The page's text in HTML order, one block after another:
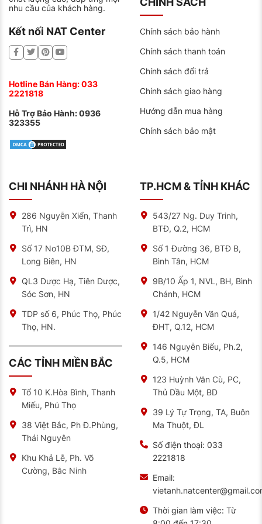
Với chi phí cạnh tranh và tiết kiệm nhiên liệu của lốp
Milestar, việc thay thế lốp trở lên đơn giản, tiện lợi và
đặc biệt là lượng xăng tiêu thụ giảm đi đáng kể. Lốp
xe Milestar là lựa chọn phù hợp cho xe ô tô của bạn
Địa chỉ bán lốp xe uy tín
Hiện nay trên thị trường có rất nhiều cửa hàng và nhà
phân phối lốp xe đến từ thương hiệu Milestar. Nếu bạn
đang tìm kiếm một địa chỉ mua lốp xe Milestar uy tín
thì NAT CENTER là nơi bạn nên ghé tới.
Chất lượng dịch vụ cao.
Cơ sở vật chất, trang thiết bị hiện đại.
Đội ngũ kỹ thuật viên giàu kinh nghiệm, được đào
Tại sao bạn nên mua lốp xe ô tô tại NAT
Tại NAT, bạn sẽ được các nhân viên lắng nghe và tư
vấn nhiệt tình. Bên cạnh đó, lốp xe của bạn cũng được
kiểm tra trước khi quyết định có nên thay hay không.
Tại NAT, bạn hoàn toàn yên tâm về chất lượng.
Khi đến với NAT, nếu bạn không am hiểu về các dòng
ra, bạn còn được chia sẻ về cách sử dụng lốp đúng
cách để đảm bảo an toàn cho mỗi chuyến đi.
Với cơ sở hiện đại, được trang bị đầy đủ các trang
thiết bị máy móc. NAT sẽ mang đến cho khách hàng
những trải nghiệm tuyệt vời.
Chính sách bảo hành 7 năm theo độ mòn gai tính từ
tuần sản xuất
Sản phẩm cho khả năng vận hành cực êm. Độ bám
đường và cảm giác lái ngay trong điều kiện đường
ướt rất tốt.
Feedback của khách hàng khi mua lốp
nhu cầu của khách hàng.
Kết nối NAT Center
Hotline Bán Hàng:033
2221818
Hỗ Trợ Bảo Hành:0936
323355
Chính sách bảo hành
Chính sách thanh toán
Chính sách đổi trả
Chính sách giao hàng
Hướng dẫn mua hàng
Chính sách bảo mật
CHI NHÁNH HÀ NỘI
286 Nguyễn Xiển, Thanh
Trì, HN
Số 17 No10B ĐTM, SĐ,
Long Biên, HN
QL3 Dược Hạ, Tiên Dược,
Sóc Sơn, HN
TDP số 6, Phúc Thọ, Phúc
Thọ, HN.
CÁC TỈNH MIỀN BẮC
Tổ 10 K.Hòa Bình, Thanh
Miếu, Phú Thọ
38 Việt Bắc, Ph Đ.Phùng,
Thái Nguyên
Khu Khả Lễ, Ph. Võ
Cường, Bắc Ninh
TP.HCM & TỈNH KHÁC
543/27 Ng. Duy Trinh,
BTĐ, Q.2, HCM
Số 1 Đường 36, BTĐ B,
Bình Tân, HCM
9B/10 Ấp 1, NVL, BH, Bình
Chánh, HCM
1/42 Nguyễn Văn Quá,
ĐHT, Q.12, HCM
146 Nguyễn Biểu, Ph.2,
Q.5, HCM
123 Huỳnh Văn Cù, PC,
Thủ Dầu Một, BD
39 Lý Tự Trọng, TA, Buôn
Ma Thuột, ĐL
Số điện thoại: 033
2221818
Email:
Thời gian làm việc: Từ